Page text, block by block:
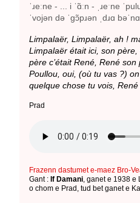
ˈɹeːne - ... i ˈɑ̃ːn - ˌɹeˑne
ˈvojən də ˈgɔ̃pɹən ˌdɹɑ
Limpalaër, Limpalaër, ah !
Limpalaër était ici, son
père c’était René, René
Poullou, oui, (où tu vas ?)
quelque chose tu vois,
Prad
Frazenn dastumet e-maez Bro-
Gant : If Damani ganet e 1938 e
o chom e Prad
tud bet ganet e